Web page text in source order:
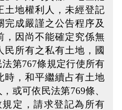
土地權利人，未經登記
完成嚴謹之公告程序及
，因尚不能確定究係無
民所有之私有土地，國
第767條規定行使所有
時，和平繼續占有土地
或可依民法第769條、
定，請求登記為所有